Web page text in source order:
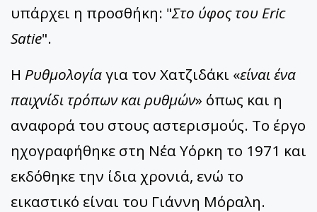
υπάρχει η προσθήκη: "Στο ύφος του Eric
Satie".
Η Ρυθμολογίαγια τον Χατζιδάκι «είναι ένα
παιχνίδι τρόπων και ρυθμών» όπως και η
αναφορά του στους αστερισμούς. Το έργο
ηχογραφήθηκε στη Νέα Υόρκη το 1971 και
εκδόθηκε την ίδια χρονιά, ενώ το
εικαστικό είναι του Γιάννη Μόραλη.